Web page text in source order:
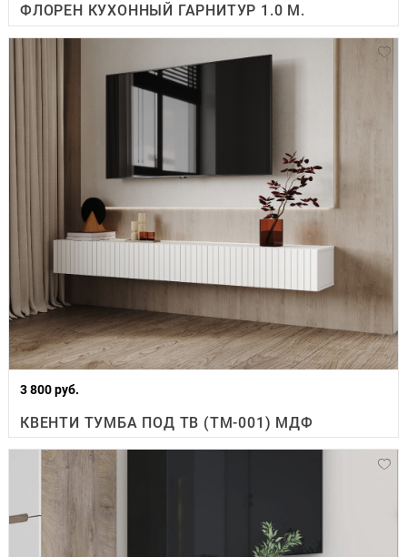
ФЛОРЕН КУХОННЫЙ ГАРНИТУР 1.0 М.
3 800 руб.
КВЕНТИ ТУМБА ПОД ТВ (ТМ-001) МДФ